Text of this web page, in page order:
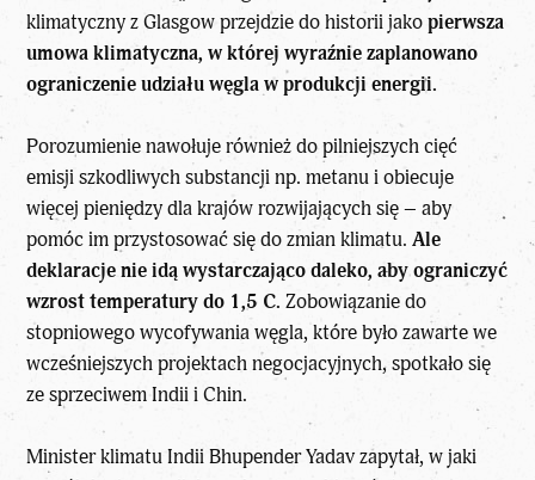
klimatyczny z Glasgow przejdzie do historii jakopierwsza
umowa klimatyczna, w której wyraźnie zaplanowano
ograniczenie udziału węgla w produkcji energii.
Porozumienie nawołuje również do pilniejszych cięć
emisji szkodliwych substancji np. metanu i obiecuje
więcej pieniędzy dla krajów rozwijających się – aby
pomóc im przystosować się do zmian klimatu.Ale
deklaracje nie idą wystarczająco daleko, aby ograniczyć
wzrost temperatury do 1,5 C.Zobowiązanie do
stopniowego wycofywania węgla, które było zawarte we
wcześniejszych projektach negocjacyjnych, spotkało się
ze sprzeciwem Indii i Chin.
Minister klimatu Indii Bhupender Yadav zapytał, w jaki